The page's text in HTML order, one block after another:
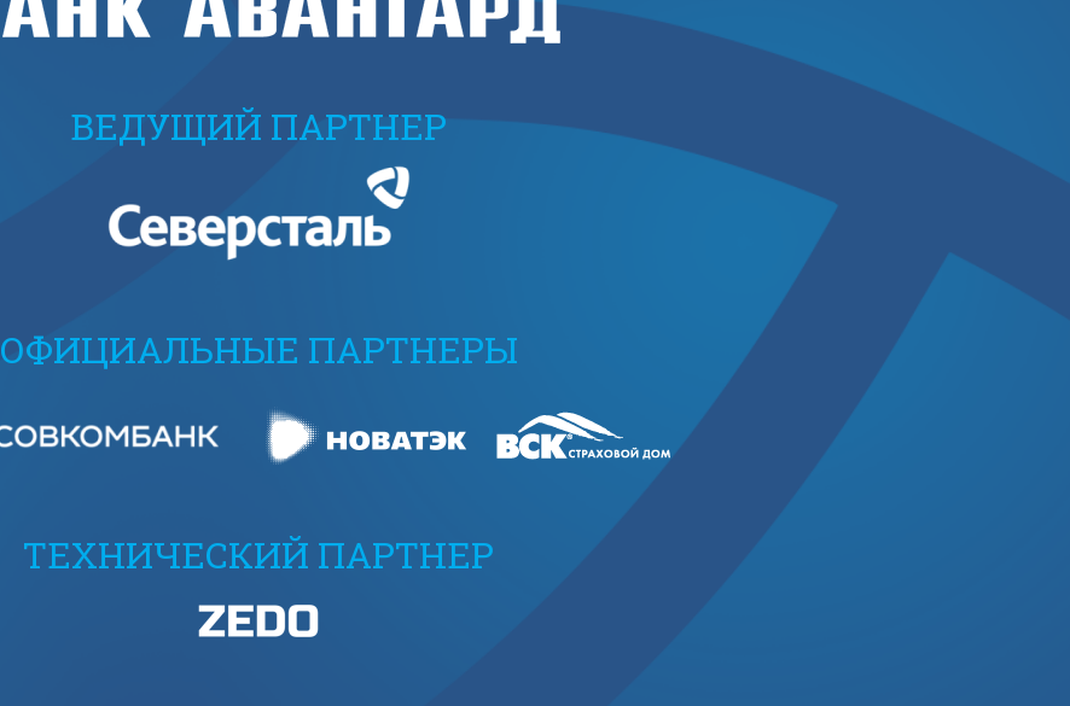
ВЕДУЩИЙ ПАРТНЕР
ОФИЦИАЛЬНЫЕ ПАРТНЕРЫ
ТЕХНИЧЕСКИЙ ПАРТНЕР